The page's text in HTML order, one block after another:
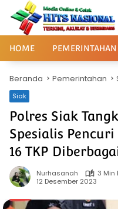
Langsung
konten
HOME PEMERINTAHAN
Beranda Pemerintahan
Siak
Polres Siak
Spesialis
16 TKP
Nurhasanah
3 Min
12 Desember 2023